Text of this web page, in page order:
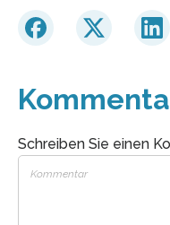
Schreiben Sie einen